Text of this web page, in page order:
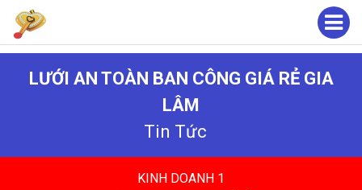
LƯỚI AN TOÀN BAN CÔNG GIÁ RẺ GIA
LÂM
Tin Tức
KINH DOANH 1